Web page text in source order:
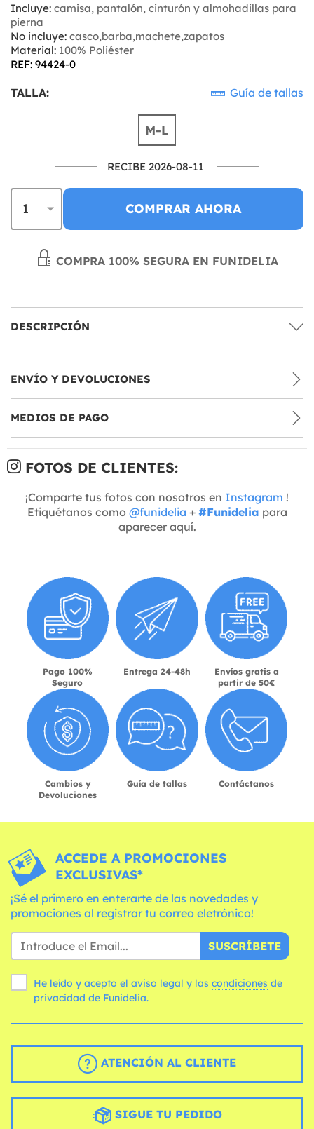
Incluye: camisa, pantalón, cinturón y almohadillas para
pierna
No incluye: casco,barba,machete,zapatos
Material: 100% Poliéster
REF: 94424-0
TALLA: Guía de tallas
M-L
RECIBE 2026-08-11
COMPRAR AHORA
COMPRA 100% SEGURA EN FUNIDELIA
DESCRIPCIÓN
ENVÍO Y DEVOLUCIONES
MEDIOS DE PAGO
FOTOS DE CLIENTES:
¡Comparte tus fotos con nosotros en Instagram !
Etiquétanos como @funidelia + #Funidelia para
aparecer aquí.
Pago 100%
Seguro
Entrega 24-48h
Envíos gratis a
partir de 50€
Cambios y
Devoluciones
Guía de tallas Contáctanos
ACCEDE A PROMOCIONES
EXCLUSIVAS*
¡Sé el primero en enterarte de las novedades y
promociones al registrar tu correo eletrónico!
SUSCRÍBETE
He leído y acepto el aviso legal y las condiciones
privacidad de Funidelia.
ATENCIÓN AL CLIENTE
SIGUE TU PEDIDO